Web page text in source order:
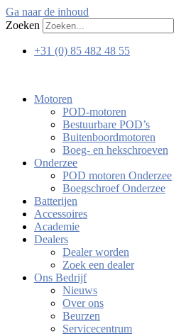
Ga naar de inhoud
Zoeken
+31 (0) 85 482 48 55
Motoren
POD-motoren
Bestuurbare POD’s
Buitenboordmotoren
Boeg- en hekschroeven
Onderzee
POD motoren Onderzee
Boegschroef Onderzee
Batterijen
Accessoires
Academie
Dealers
Dealer worden
Zoek een dealer
Ons Bedrijf
Nieuws
Over ons
Beurzen
Servicecentrum